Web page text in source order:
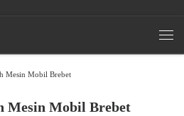
Mesin Mobil Brebet
Mesin Mobil Brebet